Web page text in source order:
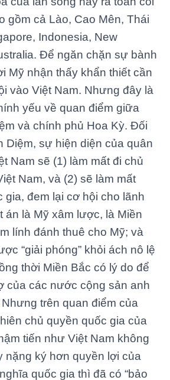
gồm cả Lào, Cao Mên, Thái
Indonesia, New
Để ngăn chặn sự bành
Mỹ nhận thấy khẩn thiết cần
vào Việt Nam. Nhưng đây là
yếu về quan điểm giữa
và chính phủ Hoa Kỳ. Đối
Diệm, sự hiện diện của quân
Nam sẽ (1) làm mất đi chủ
Nam, và (2) sẽ làm mất
gia, đem lại cơ hội cho lãnh
án là Mỹ xâm lược, là Miền
lính đánh thuê cho Mỹ; và
“giải phóng” khỏi ách nô lệ
thời Miền Bắc có lý do để
của các nước cộng sản anh
trên quan điểm của
chủ quyền quốc gia của
tiến như Việt Nam không
nặng ký hơn quyền lợi của
quốc gia thì đã có “bảo